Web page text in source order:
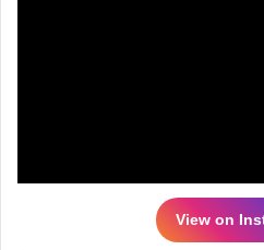
View on